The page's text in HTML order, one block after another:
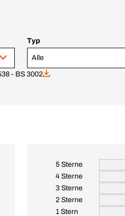
Typ
Alle
- BS 3002
5 Sterne
4 Sterne
3 Sterne
2 Sterne
1 Stern